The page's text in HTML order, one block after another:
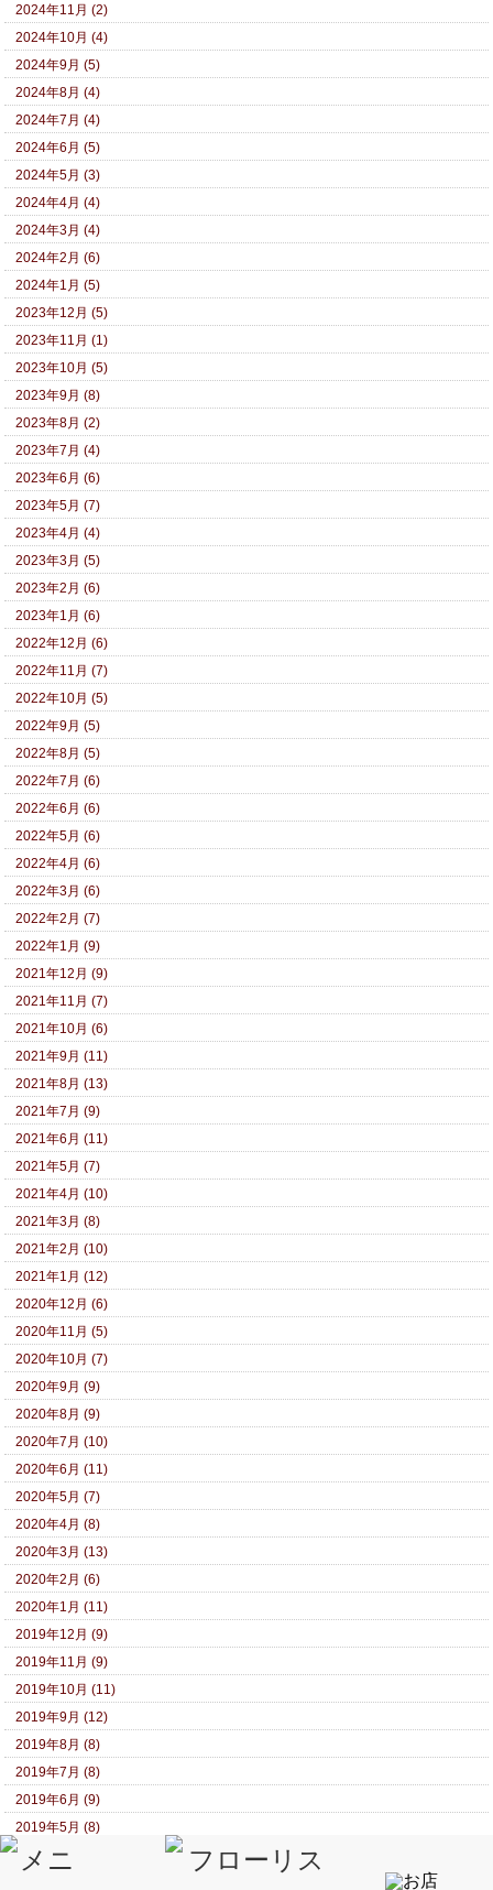
2024年11月 (2)
2024年10月 (4)
2024年9月 (5)
2024年8月 (4)
2024年7月 (4)
2024年6月 (5)
2024年5月 (3)
2024年4月 (4)
2024年3月 (4)
2024年2月 (6)
2024年1月 (5)
2023年12月 (5)
2023年11月 (1)
2023年10月 (5)
2023年9月 (8)
2023年8月 (2)
2023年7月 (4)
2023年6月 (6)
2023年5月 (7)
2023年4月 (4)
2023年3月 (5)
2023年2月 (6)
2023年1月 (6)
2022年12月 (6)
2022年11月 (7)
2022年10月 (5)
2022年9月 (5)
2022年8月 (5)
2022年7月 (6)
2022年6月 (6)
2022年5月 (6)
2022年4月 (6)
2022年3月 (6)
2022年2月 (7)
2022年1月 (9)
2021年12月 (9)
2021年11月 (7)
2021年10月 (6)
2021年9月 (11)
2021年8月 (13)
2021年7月 (9)
2021年6月 (11)
2021年5月 (7)
2021年4月 (10)
2021年3月 (8)
2021年2月 (10)
2021年1月 (12)
2020年12月 (6)
2020年11月 (5)
2020年10月 (7)
2020年9月 (9)
2020年8月 (9)
2020年7月 (10)
2020年6月 (11)
2020年5月 (7)
2020年4月 (8)
2020年3月 (13)
2020年2月 (6)
2020年1月 (11)
2019年12月 (9)
2019年11月 (9)
2019年10月 (11)
2019年9月 (12)
2019年8月 (8)
2019年7月 (8)
2019年6月 (9)
2019年5月 (8)
2019年4月 (8)